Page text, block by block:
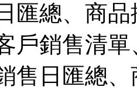
匯總、商
戶銷售清
售日匯總